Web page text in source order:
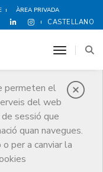
ÀREA PRIVADA
CASTELLANO
permeten el
del web
sessió que
quan navegues.
per a canviar la
toggle
del nen diagnosticat de